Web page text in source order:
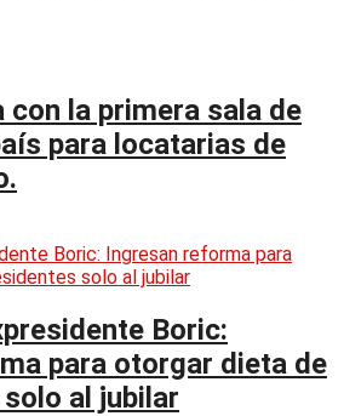
con la primera sala de
para locatarias de
Boric:
para otorgar dieta de
al jubilar